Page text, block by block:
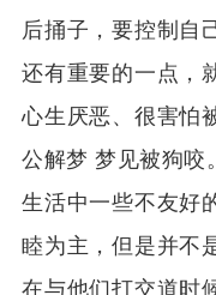
后捅子，要控制自
还有重要的一点，
心生厌恶、很害怕
公解梦 梦见被狗咬
生活中一些不友好
睦为主，但是并不
在与他们打交道时